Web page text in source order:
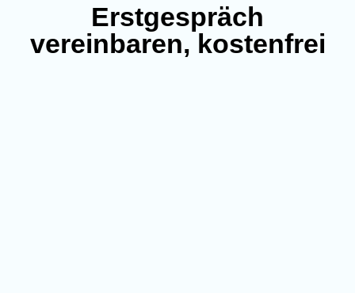
Erstgespräch
vereinbaren, kostenfrei